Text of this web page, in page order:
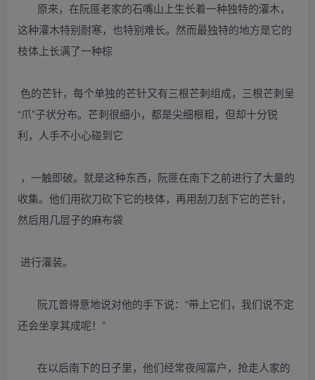
原来，在阮匪老家的石嘴山上生长着一种独特的灌木，
这种灌木特别耐寒，也特别难长。然而最独特的地方是它的
枝体上长满了一种棕
色的芒针，每个单独的芒针又有三根芒刺组成，三根芒刺呈
“爪”子状分布。芒刺很细小，都是尖细根粗，但却十分锐
利，人手不小心碰到它
，一触即破。就是这种东西，阮匪在南下之前进行了大量的
收集。他们用砍刀砍下它的枝体，再用刮刀刮下它的芒针，
然后用几层子的麻布袋
进行灌装。
阮兀曾得意地说对他的手下说：“带上它们，我们说不定
还会坐享其成呢！”
在以后南下的日子里，他们经常夜闯富户，抢走人家的